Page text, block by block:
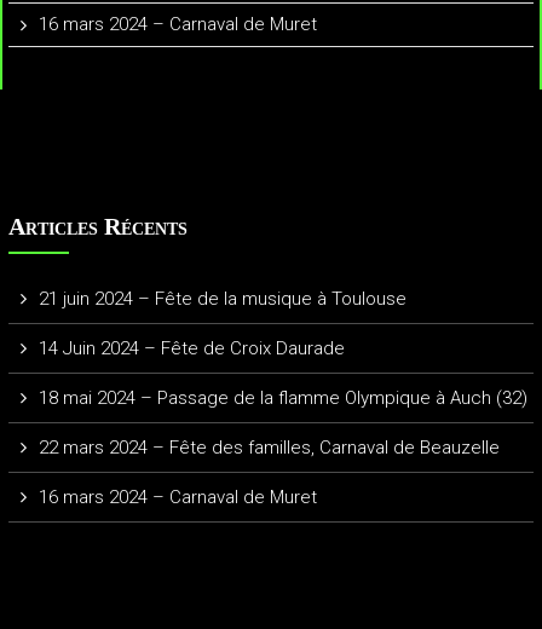
16 mars 2024 – Carnaval de Muret
Articles Récents
21 juin 2024 – Fête de la musique à Toulouse
14 Juin 2024 – Fête de Croix Daurade
18 mai 2024 – Passage de la flamme Olympique à Auch (32)
22 mars 2024 – Fête des familles, Carnaval de Beauzelle
16 mars 2024 – Carnaval de Muret